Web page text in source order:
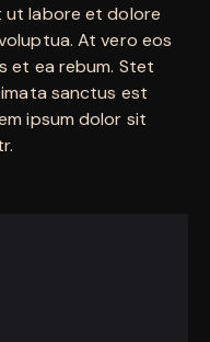
ut labore et dolore
At vero eos
et ea rebum. Stet
sanctus est
ipsum dolor sit